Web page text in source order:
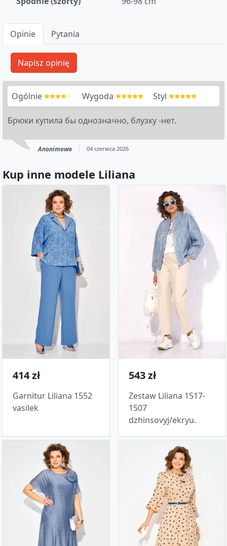
Opinie Pytania
Ogólnie Wygoda Styl
Брюки купила бы однозначно, блузку -нет.
Anonimowo 04 czerwca 2026
Kup inne modele Liliana
414 zł
Garnitur Liliana 1552
vasilek
543 zł
Zestaw Liliana 1517-
1507
dzhinsovyj/ekryu.